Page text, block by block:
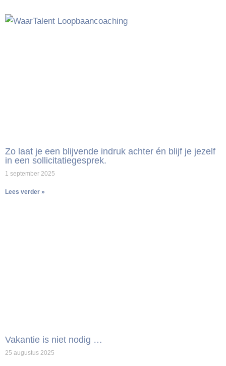
Zo laat je een blijvende indruk achter én blijf je jezelf
in een sollicitatiegesprek.
1 september 2025
Lees verder »
Vakantie is niet nodig …
25 augustus 2025